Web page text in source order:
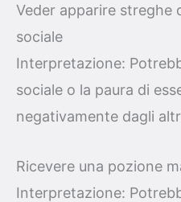
Veder apparire streghe
sociale
Interpretazione:
sociale o la paura di
negativamente dagli
Ricevere una pozione
Interpretazione: